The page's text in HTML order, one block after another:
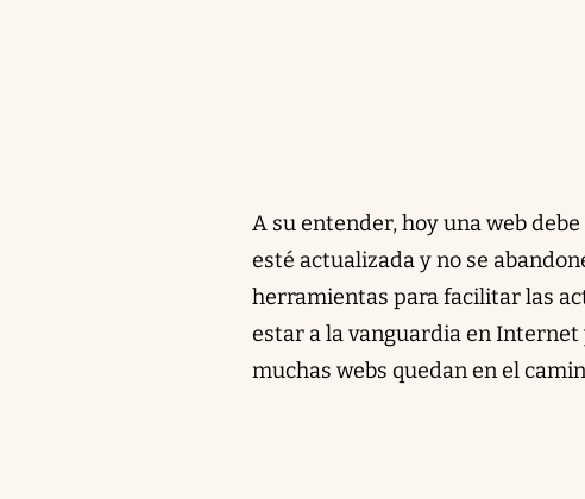
A su entender, hoy una web
esté actualizada y no se
herramientas para facilitar las
estar a la vanguardia en Internet
muchas webs quedan en el